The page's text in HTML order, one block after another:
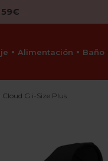
Alimentación Baño
Cloud G i-Size Plus